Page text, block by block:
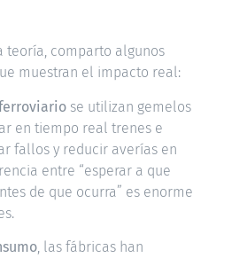
teoría, comparto algunos
muestran el impacto real:
se utilizan gemelos
en tiempo real trenes e
fallos y reducir averías en
entre “esperar a que
de que ocurra” es enorme
, las fábricas han